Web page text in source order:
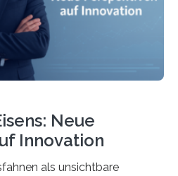
Neue
Innovation
als unsichtbare